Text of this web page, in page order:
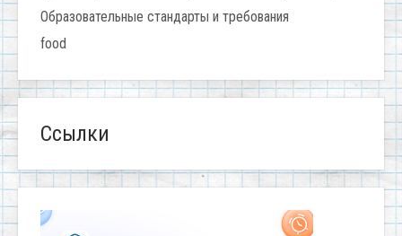
Образовательные стандарты и требования
food
Ссылки